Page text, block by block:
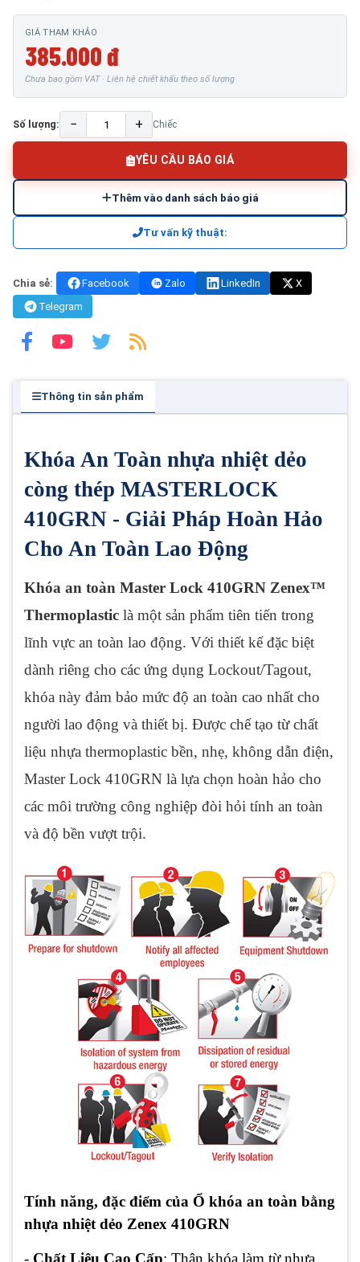
GIÁ THAM KHẢO
385.000 đ
Chưa bao gồm VAT · Liên hệ chiết khấu theo số lượng
Số lượng: − + Chiếc
YÊU CẦU BÁO GIÁ
Thêm vào danh sách báo giá
Tư vấn kỹ thuật:
Chia sẻ: Facebook Zalo LinkedIn
X
Telegram
Thông tin sản phẩm
Khóa An Toàn nhựa nhiệt dẻo
còng thép MASTERLOCK
410GRN - Giải Pháp Hoàn Hảo
Cho An Toàn Lao Động
Khóa an toàn Master Lock 410GRN Zenex™
Thermoplastic là một sản phẩm tiên tiến trong
lĩnh vực an toàn lao động. Với thiết kế đặc biệt
dành riêng cho các ứng dụng Lockout/Tagout,
khóa này đảm bảo mức độ an toàn cao nhất cho
người lao động và thiết bị. Được chế tạo từ chất
liệu nhựa thermoplastic bền, nhẹ, không dẫn điện,
Master Lock 410GRN là lựa chọn hoàn hảo cho
các môi trường công nghiệp đòi hỏi tính an toàn
và độ bền vượt trội.
Tính năng, đặc điểm của Ổ khóa an toàn bằng
nhựa nhiệt dẻo Zenex 410GRN
- Chất Liệu Cao Cấp: Thân khóa làm từ nhựa